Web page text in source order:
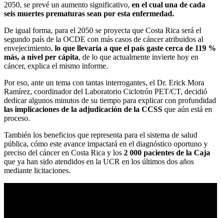
2050, se prevé un aumento significativo, en el cual una de cada
seis muertes prematuras sean por esta enfermedad.
De igual forma, para el 2050 se proyecta que Costa Rica será el
segundo país de la OCDE con más casos de cáncer atribuidos al
envejecimiento, lo que llevaría a que el país gaste cerca de 119 %
más, a nivel per cápita, de lo que actualmente invierte hoy en
cáncer, explica el mismo informe.
Por eso, ante un tema con tantas interrogantes, el Dr. Erick Mora
Ramírez, coordinador del Laboratorio Ciclotrón PET/CT, decidió
dedicar algunos minutos de su tiempo para explicar con profundidad
las implicaciones de la adjudicación de la CCSS que aún está en
proceso.
También los beneficios que representa para el sistema de salud
pública, cómo este avance impactará en el diagnóstico oportuno y
preciso del cáncer en Costa Rica y los 2 000 pacientes de la Caja
que ya han sido atendidos en la UCR en los últimos dos años
mediante licitaciones.